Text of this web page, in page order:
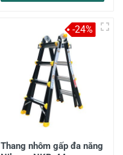
Thang nhôm gấp đa năng
-24%